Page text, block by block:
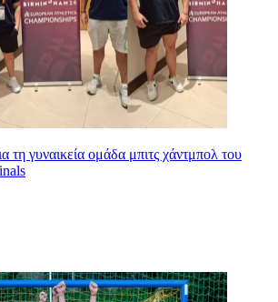
τη γυναικεία ομάδα μπιτς χάντμπολ του